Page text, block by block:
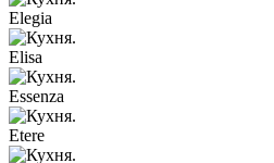
Elegia
Elisa
Essenza
Etere